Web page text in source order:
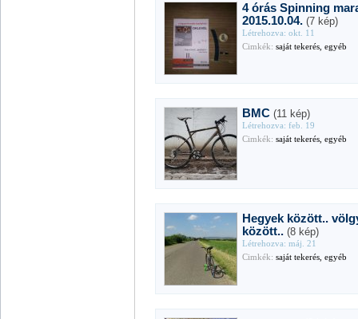
4 órás Spinning
2015.10.04. (7 kép)
Létrehozva: okt. 11
Cimkék: saját tekerés, egyéb
BMC (11 kép)
Létrehozva: feb. 19
Cimkék: saját tekerés, egyéb
Hegyek között..
között.. (8 kép)
Létrehozva: máj. 21
Cimkék: saját tekerés, egyéb